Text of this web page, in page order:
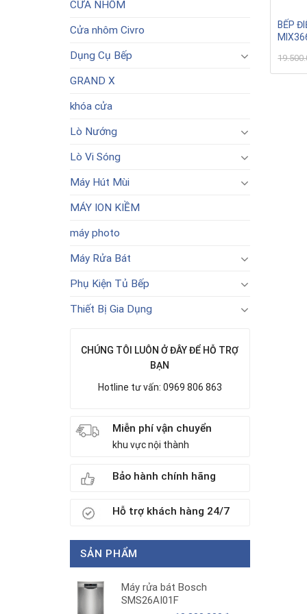
CỬA NHÔM
Cửa nhôm Civro
Dụng Cụ Bếp
GRAND X
khóa cửa
Lò Nướng
Lò Vi Sóng
Máy Hút Mùi
MÁY ION KIỀM
máy photo
Máy Rửa Bát
Phụ Kiện Tủ Bếp
Thiết Bị Gia Dụng
CHÚNG TÔI LUÔN Ở ĐÂY ĐỂ HỖ TRỢ
BẠN
Hotline tư vấn: 0969 806 863
Miễn phí vận chuyển
khu vực nội thành
Bảo hành chính hãng
Hỗ trợ khách hàng 24/7
SẢN PHẨM
Máy rửa bát Bosch
SMS26AI01F
BẾP